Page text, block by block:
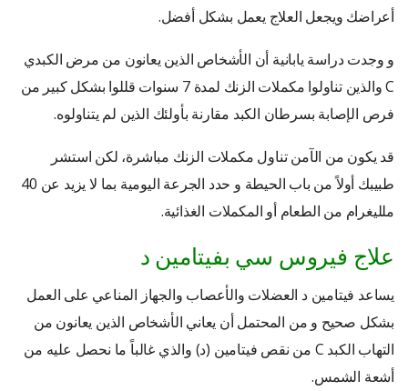
أعراضك ويجعل العلاج يعمل بشكل أفضل.
و وجدت دراسة يابانية أن الأشخاص الذين يعانون من مرض الكبدي
C والذين تناولوا مكملات الزنك لمدة 7 سنوات قللوا بشكل كبير من
فرص الإصابة بسرطان الكبد مقارنة بأولئك الذين لم يتناولوه.
قد يكون من الآمن تناول مكملات الزنك مباشرة، لكن استشر
طبيبك أولاً من باب الحيطة و حدد الجرعة اليومية بما لا يزيد عن 40
ملليغرام من الطعام أو المكملات الغذائية.
علاج فيروس سي بفيتامين د
يساعد فيتامين د العضلات والأعصاب والجهاز المناعي على العمل
بشكل صحيح و من المحتمل أن يعاني الأشخاص الذين يعانون من
التهاب الكبد C من نقص فيتامين (د) والذي غالباً ما نحصل عليه من
أشعة الشمس.